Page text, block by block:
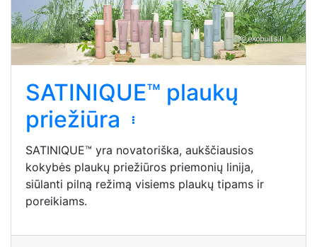
SATINIQUE™ plaukų
priežiūra
SATINIQUE™ yra novatoriška, aukščiausios
kokybės plaukų priežiūros priemonių linija,
siūlanti pilną režimą visiems plaukų tipams ir
poreikiams.